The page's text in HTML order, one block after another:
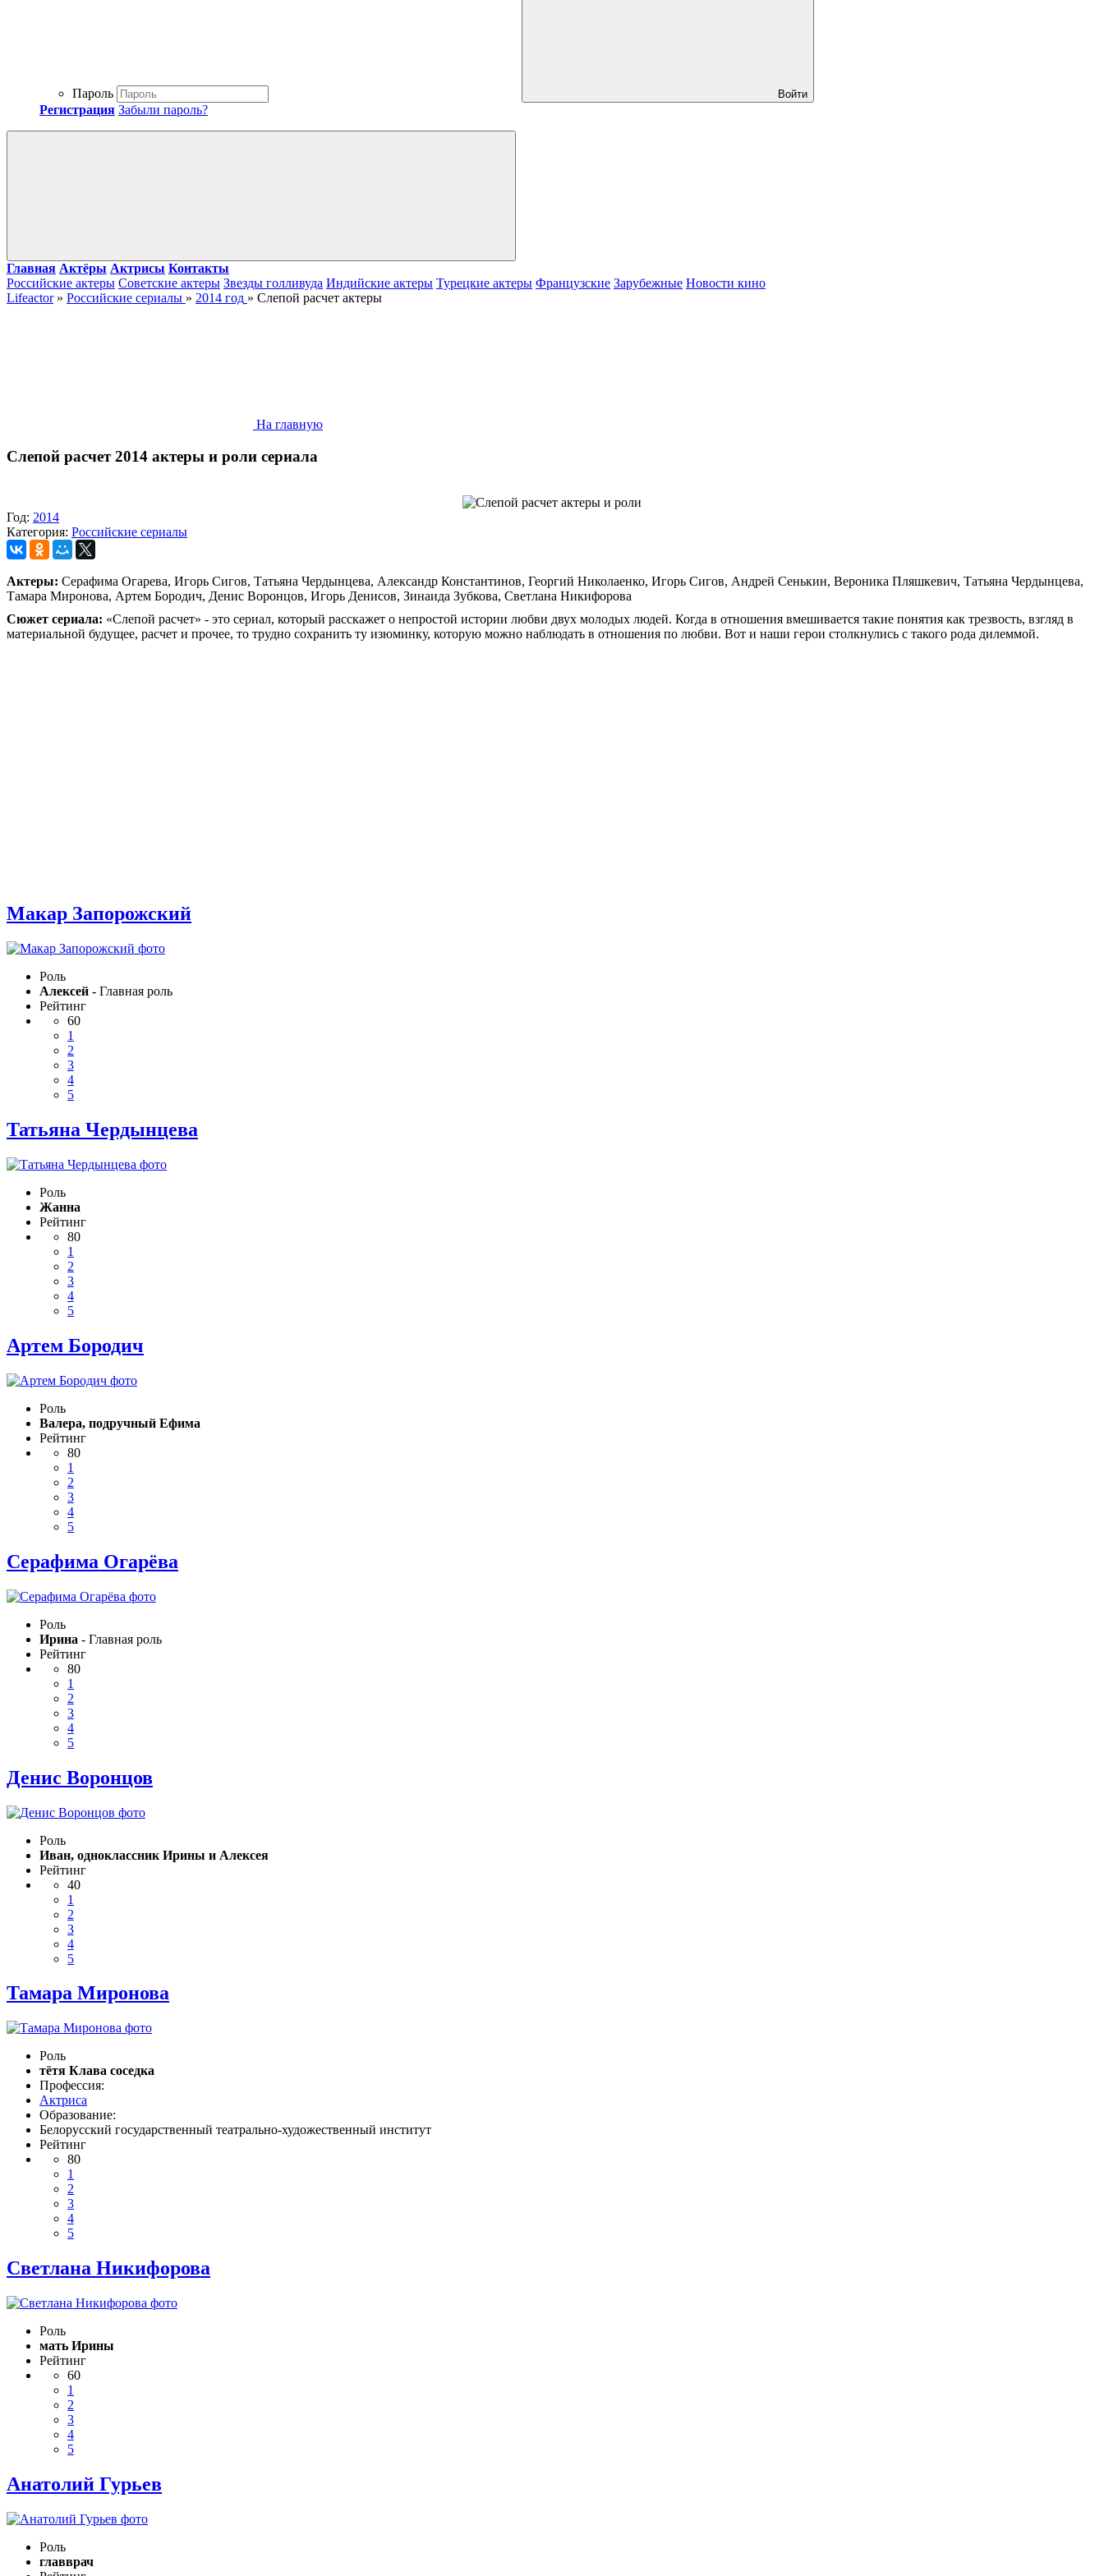
Пароль Войти
Регистрация Забыли пароль?
Главная Актёры Актрисы Контакты
Российские актеры Советские актеры Звезды голливуда Индийские актеры Турецкие актеры Французские Зарубежные Новости кино
Lifeactor» Российские сериалы » 2014 год » Слепой расчет актеры
На главную
Слепой расчет2014 актеры и роли сериала
Год: 2014
Категория: Российские сериалы
Актеры: Серафима Огарева, Игорь Сигов, Татьяна Чердынцева, Александр Константинов, Георгий Николаенко, Игорь Сигов, Андрей Сенькин, Вероника Пляшкевич, Татьяна Чердынцева,
Тамара Миронова, Артем Бородич, Денис Воронцов, Игорь Денисов, Зинаида Зубкова, Светлана Никифорова
Сюжет сериала: «Слепой расчет» - это сериал, который расскажет о непростой истории любви двух молодых людей. Когда в отношения вмешивается такие понятия как трезвость, взгляд в
материальной будущее, расчет и прочее, то трудно сохранить ту изюминку, которую можно наблюдать в отношения по любви. Вот и наши герои столкнулись с такого рода дилеммой.
Макар Запорожский
Роль
Алексей - Главная роль
Рейтинг
60
1
2
3
4
5
Татьяна Чердынцева
Роль
Жанна
Рейтинг
80
1
2
3
4
5
Артем Бородич
Роль
Валера, подручный Ефима
Рейтинг
80
1
2
3
4
5
Серафима Огарёва
Роль
Ирина - Главная роль
Рейтинг
80
1
2
3
4
5
Денис Воронцов
Роль
Иван, одноклассник Ирины и Алексея
Рейтинг
40
1
2
3
4
5
Тамара Миронова
Роль
тётя Клава соседка
Профессия:
Актриса
Образование:
Белорусский государственный театрально-художественный институт
Рейтинг
80
1
2
3
4
5
Светлана Никифорова
Роль
мать Ирины
Рейтинг
60
1
2
3
4
5
Анатолий Гурьев
Роль
главврач